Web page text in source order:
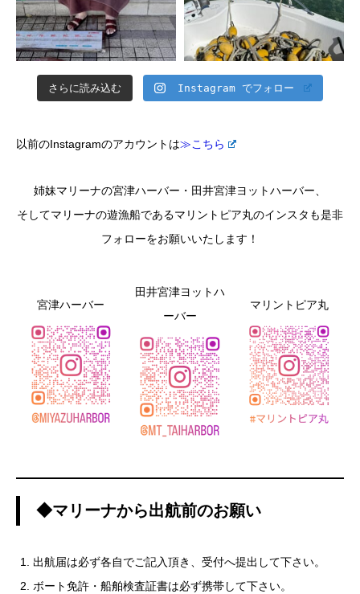
さらに読み込む Instagram でフォロー
以前のInstagramのアカウントは≫こちら
姉妹マリーナの宮津ハーバー・田井宮津ヨットハーバー、
そしてマリーナの遊漁船であるマリントピア丸のインスタも是非
フォローをお願いいたします！
宮津ハーバー
田井宮津ヨットハ
ーバー
マリントピア丸
◆マリーナから出航前のお願い
出航届は必ず各自でご記入頂き、受付へ提出して下さい。
ボート免許・船舶検査証書は必ず携帯して下さい。